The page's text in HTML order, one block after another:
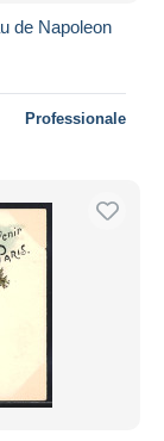
de Napoleon
Professionale